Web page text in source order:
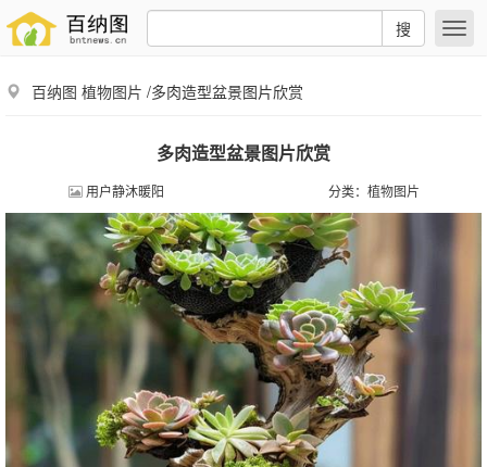
搜
百纳图 植物图片 /多肉造型盆景图片欣赏
多肉造型盆景图片欣赏
用户静沐暖阳 分类： 植物图片